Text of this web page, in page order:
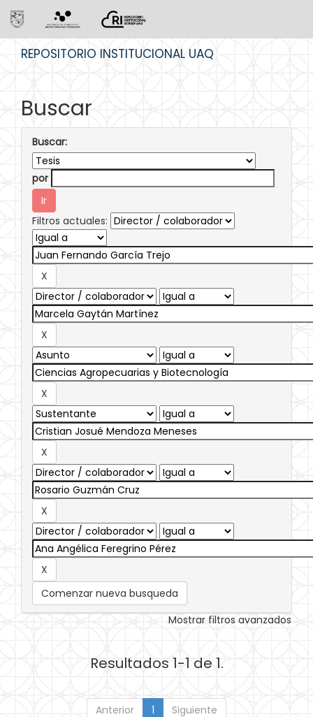
REPOSITORIO INSTITUCIONAL UAQ
Buscar
Buscar:
por
Filtros actuales:
Comenzar nueva busqueda
Mostrar filtros avanzados
Resultados 1-1 de 1.
Anterior 1 Siguiente